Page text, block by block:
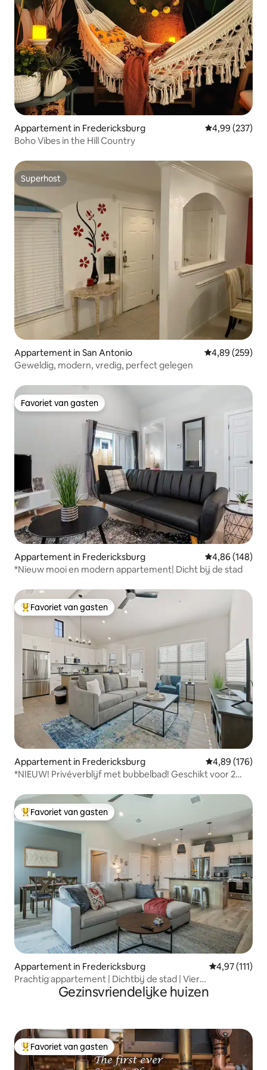
Appartement in Fredericksburg Gemiddelde
4,99 (237)
Boho Vibes in the Hill Country
Superhost
Superhost
Appartement in San Antonio Gemiddelde
4,89 (259)
Geweldig, modern, vredig, perfect gelegen
Favoriet van gasten
Favoriet van gasten
Appartement in Fredericksburg Gemiddelde
4,86 (148)
*Nieuw mooi en modern appartement| Dicht bij de stad
Topfavoriet van gasten
Favoriet van gasten
Appartement in Fredericksburg Gemiddelde
4,89 (176)
*NIEUW! Privéverblijf met bubbelbad! Geschikt voor 2
Topfavoriet van gasten
Favoriet van gasten
Appartement in Fredericksburg Gemiddelde
4,97 (111)
Prachtig appartement | Dichtbij de stad | Vier
slaapplaatsenGezinsvriendelijke huizen
Topfavoriet van gasten
Favoriet van gasten